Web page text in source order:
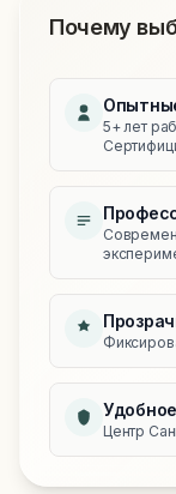
Почему
5+ лет
Центр